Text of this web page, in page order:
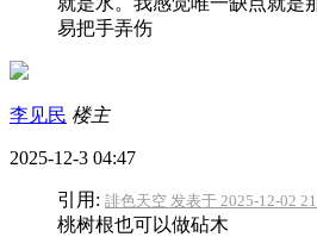
易把手弄伤
李见民 楼主
2025-12-3 04:47
引用: 誹色天空 发表于 2025-12-02
桃树根也可以做砧木